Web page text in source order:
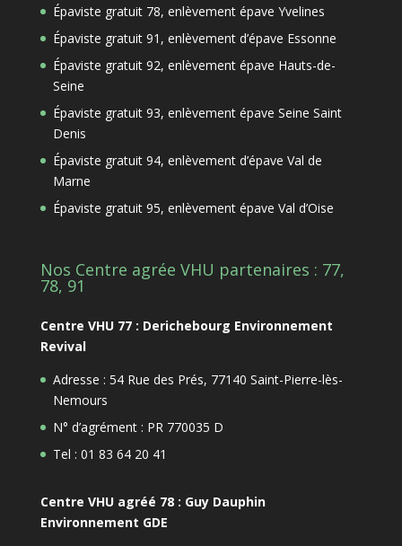
Épaviste gratuit 78, enlèvement épave Yvelines
Épaviste gratuit 91, enlèvement d’épave Essonne
Épaviste gratuit 92, enlèvement épave Hauts-de-
Seine
Épaviste gratuit 93, enlèvement épave Seine Saint
Denis
Épaviste gratuit 94, enlèvement d’épave Val de
Marne
Épaviste gratuit 95, enlèvement épave Val d’Oise
Nos Centre agrée VHU partenaires : 77,
78, 91
Centre VHU 77 : Derichebourg Environnement
Revival
Adresse : 54 Rue des Prés, 77140 Saint-Pierre-lès-
Nemours
N° d’agrément : PR 770035 D
Tel : 01 83 64 20 41
Centre VHU agréé 78 : Guy Dauphin
Environnement GDE